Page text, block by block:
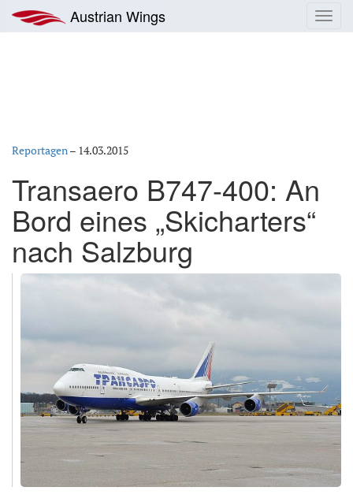
Inhalt
springen
Austrian Wings
Reportagen– 14.03.2015
Transaero B747-400: An
Bord eines „Skicharters“
nach Salzburg